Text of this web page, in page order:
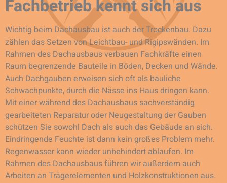
Fachbetrieb kennt sich aus
Wichtig beim Dachausbau ist auch der Trockenbau. Dazu
zählen das Setzen von Leichtbau- und Rigipswänden. Im
Rahmen des Dachausbaus verbauen Fachkräfte einen
Raum begrenzende Bauteile in Böden, Decken und Wände.
Auch Dachgauben erweisen sich oft als bauliche
Schwachpunkte, durch die Nässe ins Haus dringen kann.
Mit einer während des Dachausbaus sachverständig
gearbeiteten Reparatur oder Neugestaltung der Gauben
schützen Sie sowohl Dach als auch das Gebäude an sich.
Eindringende Feuchte ist dann kein großes Problem mehr.
Regenwasser kann wieder unbehindert ablaufen. Im
Rahmen des Dachausbaus führen wir außerdem auch
Arbeiten an Trägerelementen und Holzkonstruktionen aus.